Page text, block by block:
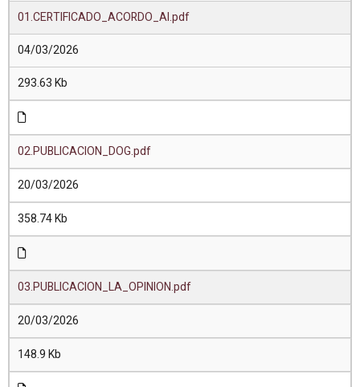
01.CERTIFICADO_ACORDO_AI.pdf
04/03/2026
293.63 Kb
02.PUBLICACION_DOG.pdf
20/03/2026
358.74 Kb
03.PUBLICACION_LA_OPINION.pdf
20/03/2026
148.9 Kb